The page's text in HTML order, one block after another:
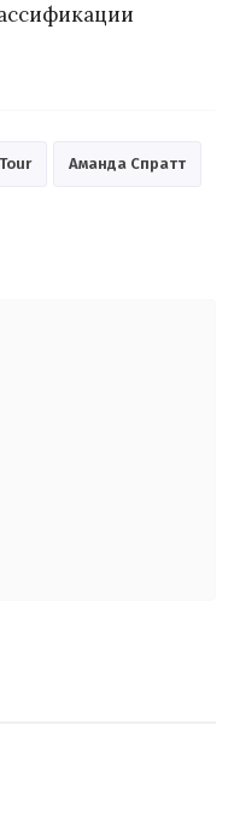
Аманда Спратт